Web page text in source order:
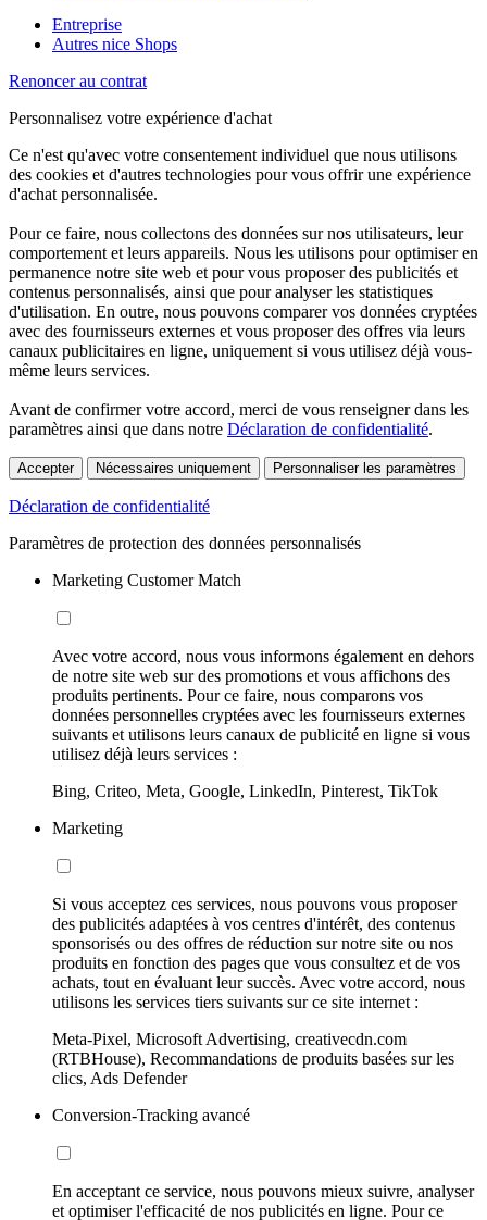
Entreprise
Autres nice Shops
Renoncer au contrat
Personnalisez votre expérience d'achat
Ce n'est qu'avec votre consentement individuel que nous utilisons
des cookies et d'autres technologies pour vous offrir une expérience
d'achat personnalisée.
Pour ce faire, nous collectons des données sur nos utilisateurs, leur
comportement et leurs appareils. Nous les utilisons pour optimiser en
permanence notre site web et pour vous proposer des publicités et
contenus personnalisés, ainsi que pour analyser les statistiques
d'utilisation. En outre, nous pouvons comparer vos données cryptées
avec des fournisseurs externes et vous proposer des offres via leurs
canaux publicitaires en ligne, uniquement si vous utilisez déjà vous-
même leurs services.
Avant de confirmer votre accord, merci de vous renseigner dans les
paramètres ainsi que dans notre Déclaration de confidentialité.
Accepter Nécessaires uniquement Personnaliser les paramètres
Déclaration de confidentialité
Paramètres de protection des données personnalisés
Marketing Customer Match
Avec votre accord, nous vous informons également en dehors
de notre site web sur des promotions et vous affichons des
produits pertinents. Pour ce faire, nous comparons vos
données personnelles cryptées avec les fournisseurs externes
suivants et utilisons leurs canaux de publicité en ligne si vous
utilisez déjà leurs services :
Bing, Criteo, Meta, Google, LinkedIn, Pinterest, TikTok
Marketing
Si vous acceptez ces services, nous pouvons vous proposer
des publicités adaptées à vos centres d'intérêt, des contenus
sponsorisés ou des offres de réduction sur notre site ou nos
produits en fonction des pages que vous consultez et de vos
achats, tout en évaluant leur succès. Avec votre accord, nous
utilisons les services tiers suivants sur ce site internet :
Meta-Pixel, Microsoft Advertising, creativecdn.com
(RTBHouse), Recommandations de produits basées sur les
clics, Ads Defender
Conversion-Tracking avancé
En acceptant ce service, nous pouvons mieux suivre, analyser
et optimiser l'efficacité de nos publicités en ligne. Pour ce